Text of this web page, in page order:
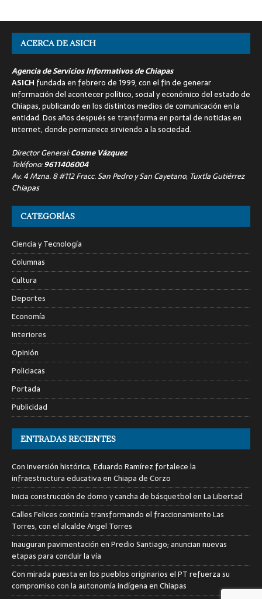
ACERCA DE ASICH
Agencia de Servicios Informativos de Chiapas
ASICH fundada en febrero de 1999, con el fin de generar
información del acontecer político, social y económico del estado de
Chiapas, publicando en los distintos medios de comunicación en la
entidad. Dos años después se transforma en portal de noticias en
internet, donde permanece sirviendo a la sociedad.
Director General:Cosme Vázquez
Teléfono:9611406004
Av. 4 Mzna. 8 #112 Fracc. San Pedro y San Cayetano, Tuxtla Gutiérrez
Chiapas
CATEGORÍAS
Ciencia y Tecnología
Columnas
Cultura
Deportes
Economía
Interiores
Opinión
Policiacas
Portada
Publicidad
ENTRADAS RECIENTES
Con inversión histórica, Eduardo Ramírez fortalece la
infraestructura educativa en Chiapa de Corzo
Inicia construcción de domo y cancha de básquetbol en La Libertad
Calles Felices continúa transformando el fraccionamiento Las
Torres, con el alcalde Angel Torres
Inauguran pavimentación en Predio Santiago; anuncian nuevas
etapas para concluir la vía
Con mirada puesta en los pueblos originarios el PT refuerza su
compromiso con la autonomía indígena en Chiapas